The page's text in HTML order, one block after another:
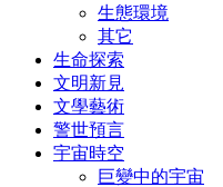
生態環境
其它
生命探索
文明新見
文學藝術
警世預言
宇宙時空
巨變中的宇宙